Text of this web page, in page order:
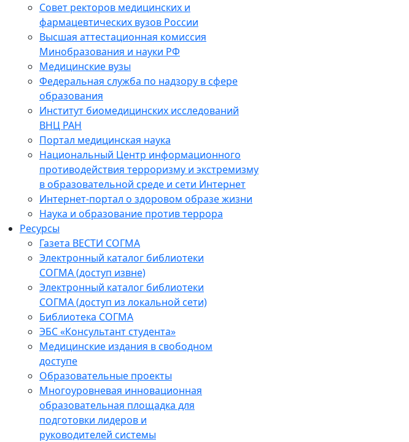
Совет ректоров медицинских и
фармацевтических вузов России
Высшая аттестационная комиссия
Минобразования и науки РФ
Медицинские вузы
Федеральная служба по надзору в сфере
образования
Институт биомедицинских исследований
ВНЦ РАН
Портал медицинская наука
Национальный Центр информационного
противодействия терроризму и экстремизму
в образовательной среде и сети Интернет
Интернет-портал о здоровом образе жизни
Наука и образование против террора
Ресурсы
Газета ВЕСТИ СОГМА
Электронный каталог библиотеки
СОГМА (доступ извне)
Электронный каталог библиотеки
СОГМА (доступ из локальной сети)
Библиотека СОГМА
ЭБС «Консультант студента»
Медицинские издания в свободном
доступе
Образовательные проекты
Многоуровневая инновационная
образовательная площадка для
подготовки лидеров и
руководителей системы